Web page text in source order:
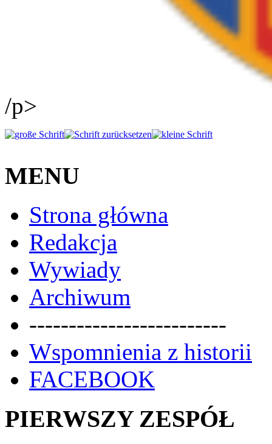
/p>
MENU
Strona główna
Redakcja
Wywiady
Archiwum
-------------------------
Wspomnienia z historii
FACEBOOK
PIERWSZY ZESPÓŁ